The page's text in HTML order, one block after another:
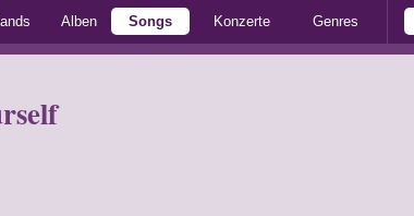
Alben Songs Konzerte Genres